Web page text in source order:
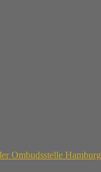
Ombudsstelle Hamburg